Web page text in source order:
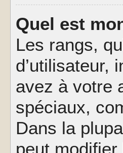
Quel est
Les rangs,
d’utilisateur,
avez à votre
spéciaux,
Dans la
peut